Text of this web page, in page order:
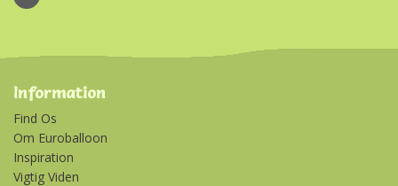
Information
Find Os
Om Euroballoon
Inspiration
Vigtig Viden